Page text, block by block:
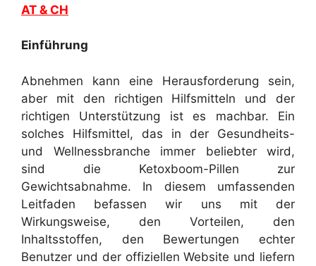
AT & CH
Einführung
Abnehmen kann eine Herausforderung sein,
aber mit den richtigen Hilfsmitteln und der
richtigen Unterstützung ist es machbar. Ein
solches Hilfsmittel, das in der Gesundheits-
und Wellnessbranche immer beliebter wird,
sind die Ketoxboom-Pillen zur
Gewichtsabnahme. In diesem umfassenden
Leitfaden befassen wir uns mit der
Wirkungsweise, den Vorteilen, den
Inhaltsstoffen, den Bewertungen echter
Benutzer und der offiziellen Website und liefern